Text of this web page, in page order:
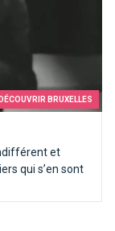
DÉCOUVRIR BRUXELLES
et
qui s’en sont